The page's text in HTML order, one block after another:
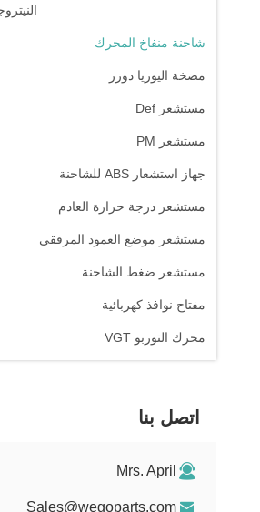
شاحنة منفاخ المحرك
مضخة اليوريا دوزر
مستشعر Def
مستشعر PM
جهاز استشعار ABS للشاحنة
مستشعر درجة حرارة العادم
مستشعر موضع العمود المرفقي
مستشعر ضغط الشاحنة
مفتاح نوافذ كهربائية
محرك التوربو VGT
اتصل بنا
Mrs. April
Sales@wegoparts.com